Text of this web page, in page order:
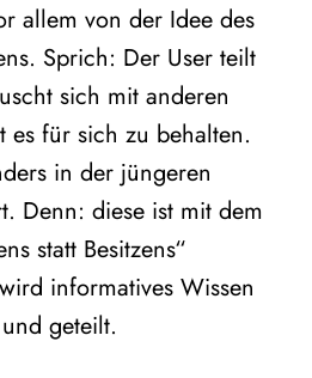
allem von der Idee des
Sprich: Der User teilt
sich mit anderen
es für sich zu behalten.
in der jüngeren
Denn: diese ist mit dem
statt Besitzens“
informatives Wissen
geteilt.